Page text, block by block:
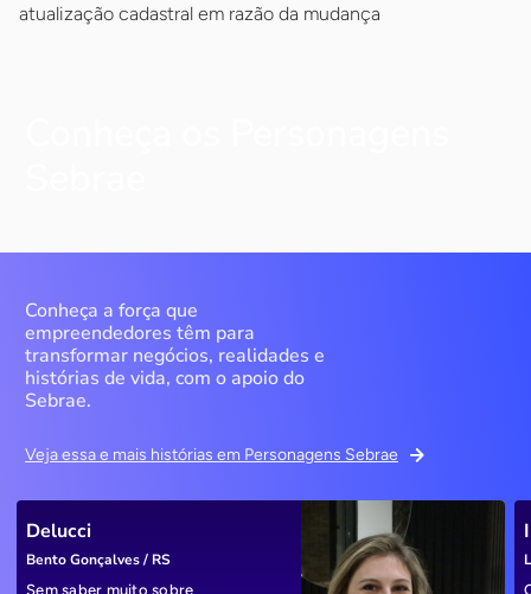
atualização cadastral em razão da mudança
Conheça a força que
empreendedores têm para
transformar negócios, realidades e
histórias de vida, com o apoio do
Sebrae.
Veja essa e mais histórias em Personagens Sebrae
Delucci
Bento Gonçalves / RS
Sem saber muito sobre